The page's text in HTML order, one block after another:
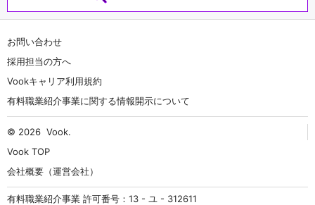
お問い合わせ
採用担当の方へ
Vookキャリア利用規約
有料職業紹介事業に関する情報開示について
© 2026 Vook.
Vook TOP
会社概要（運営会社）
有料職業紹介事業 許可番号：13 - ユ - 312611